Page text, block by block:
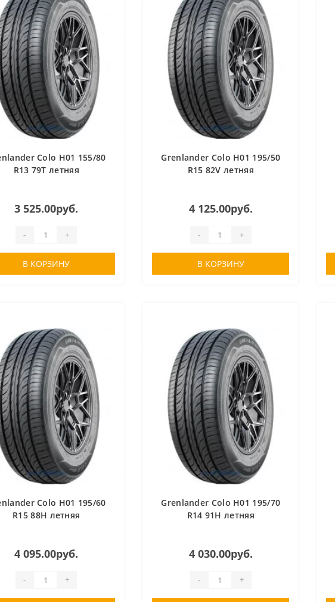
Colo H01 155/80
R13 79T летняя
3 525.00руб.
- +
В КОРЗИНУ
Grenlander Colo H01 195/50
R15 82V летняя
4 125.00руб.
- +
В КОРЗИНУ
Colo H01 195/60
R15 88H летняя
4 095.00руб.
- +
Grenlander Colo H01 195/70
R14 91H летняя
4 030.00руб.
- +